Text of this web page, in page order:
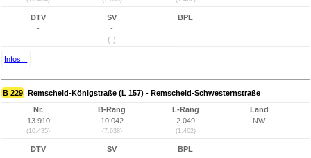
DTV
-
SV
-
(-)
BPL
Infos...
B 229 Remscheid-Königstraße (L 157) - Remscheid-Schwesternstraße
Nr.
13.910
(10.435)
B-Rang
10.042
(7.638)
L-Rang
2.049
(1.462)
Land
NW
DTV
SV
BPL